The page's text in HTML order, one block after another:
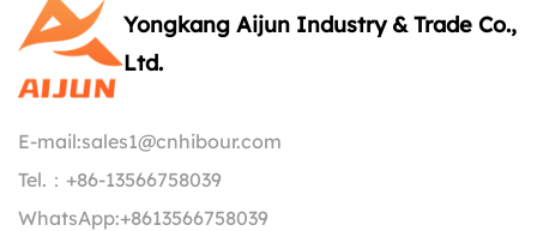
Yongkang Aijun Industry & Trade Co.,
Ltd.
E-mail:sales1@cnhibour.com
Tel.： +86-13566758039
WhatsApp:+8613566758039